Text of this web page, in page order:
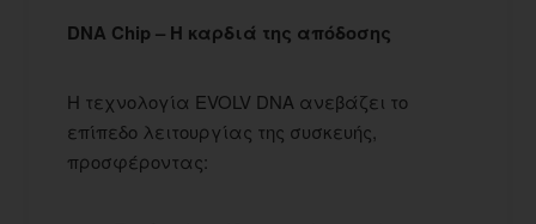
DNA Chip – Η καρδιά της απόδοσης
Η τεχνολογία EVOLV DNA ανεβάζει το
επίπεδο λειτουργίας της συσκευής,
προσφέροντας: